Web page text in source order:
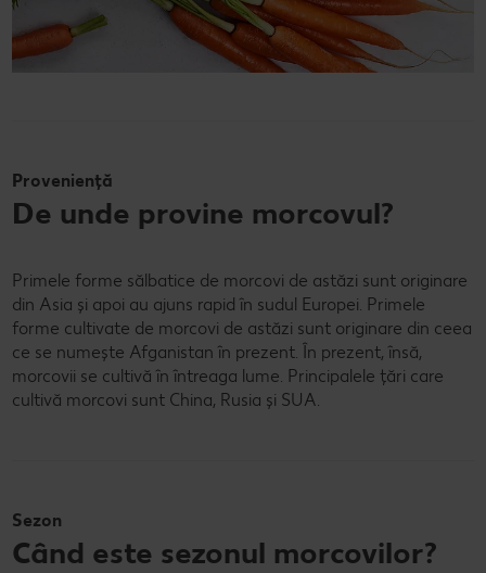
Proveniență
De unde provine morcovul?
Primele forme sălbatice de morcovi de astăzi sunt originare
din Asia și apoi au ajuns rapid în sudul Europei. Primele
forme cultivate de morcovi de astăzi sunt originare din ceea
ce se numește Afganistan în prezent. În prezent, însă,
morcovii se cultivă în întreaga lume. Principalele țări care
cultivă morcovi sunt China, Rusia și SUA.
Sezon
Când este sezonul morcovilor?